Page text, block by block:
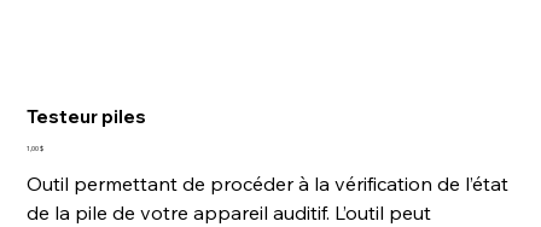
Testeur piles
Prix
1,00 $
Outil permettant de procéder à la vérification de l’état
de la pile de votre appareil auditif. L’outil peut